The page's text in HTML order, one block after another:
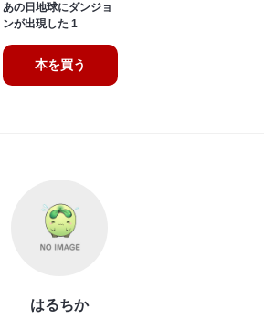
あの日地球にダンジョ
ンが出現した 1
本を買う
はるちか